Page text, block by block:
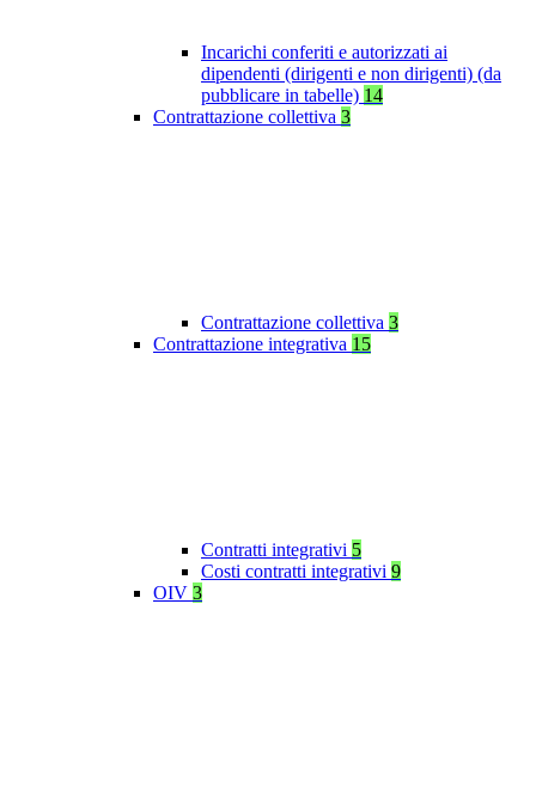
Incarichi conferiti e autorizzati ai
dipendenti (dirigenti e non dirigenti) (da
pubblicare in tabelle) 14
Contrattazione collettiva 3
Contrattazione collettiva 3
Contrattazione integrativa 15
Contratti integrativi 5
Costi contratti integrativi 9
OIV 3